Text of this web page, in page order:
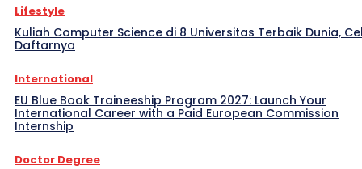
Lifestyle
Kuliah Computer Science di 8 Universitas Terbaik Dunia,
Daftarnya
International
EU Blue Book Traineeship Program 2027: Launch Your
International Career with a Paid European Commission
Internship
Doctor Degree